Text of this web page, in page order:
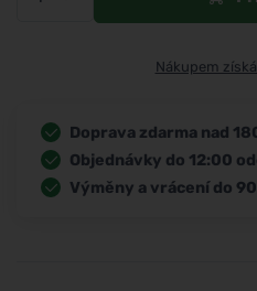
Nákupem
Doprava zdarma nad
Objednávky do 12:00
Výměny a vrácení do